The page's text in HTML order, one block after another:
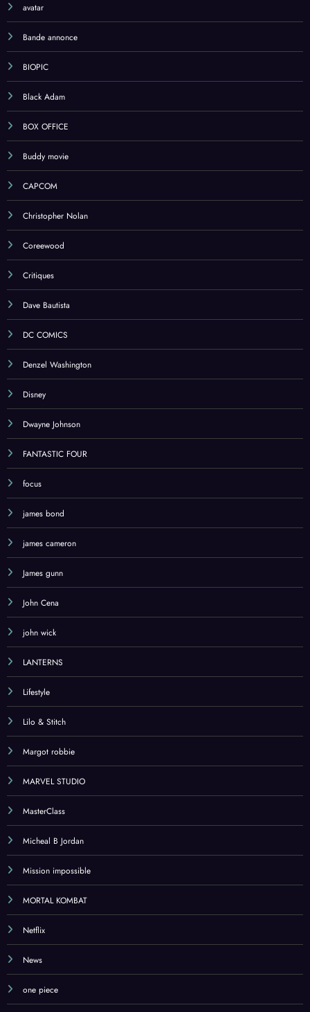
avatar
Bande annonce
BIOPIC
Black Adam
BOX OFFICE
Buddy movie
CAPCOM
Christopher Nolan
Coreewood
Critiques
Dave Bautista
DC COMICS
Denzel Washington
Disney
Dwayne Johnson
FANTASTIC FOUR
focus
james bond
james cameron
James gunn
John Cena
john wick
LANTERNS
Lifestyle
Lilo & Stitch
Margot robbie
MARVEL STUDIO
MasterClass
Micheal B Jordan
Mission impossible
MORTAL KOMBAT
Netflix
News
one piece